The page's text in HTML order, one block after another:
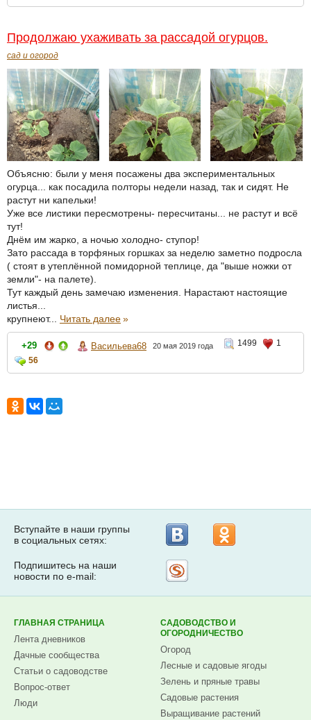
Продолжаю ухаживать за рассадой огурцов.
сад и огород
Объясню: были у меня посажены два экспериментальных
огурца... как посадила полторы недели назад, так и сидят. Не
растут ни капельки!
Уже все листики пересмотрены- пересчитаны... не растут и всё
тут!
Днём им жарко, а ночью холодно- ступор!
Зато рассада в торфяных горшках за неделю заметно подросла
( стоят в утеплённой помидорной теплице, да "выше ножки от
земли"- на палете).
Тут каждый день замечаю изменения. Нарастают настоящие
листья...
крупнеют... Читать далее»
+29 Васильева68 20 мая 2019 года 1499
1
56
Вступайте в наши группы
в социальных сетях:
Подпишитесь на наши
новости по e-mail:
ГЛАВНАЯ СТРАНИЦА
Лента дневников
Дачные сообщества
Статьи о садоводстве
Вопрос-ответ
Люди
САДОВОДСТВО И
ОГОРОДНИЧЕСТВО
Огород
Лесные и садовые ягоды
Зелень и пряные травы
Садовые растения
Выращивание растений